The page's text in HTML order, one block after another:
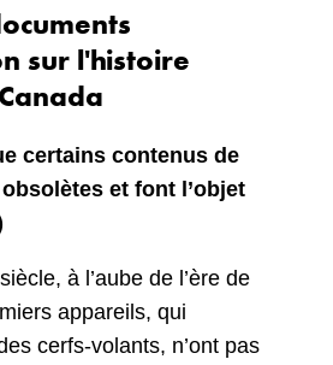
sur l'histoire
certains contenus de
et font l’objet
à l’aube de l’ère de
appareils, qui
cerfs-volants, n’ont pas